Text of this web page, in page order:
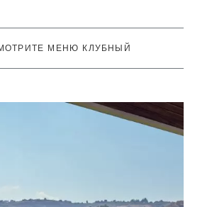
МЕНЮ КЛУБНЫЙ